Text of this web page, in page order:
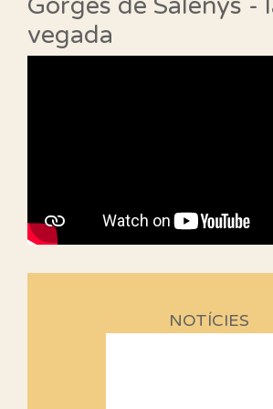
Gorges de Salenys -
vegada
NOTÍCIES